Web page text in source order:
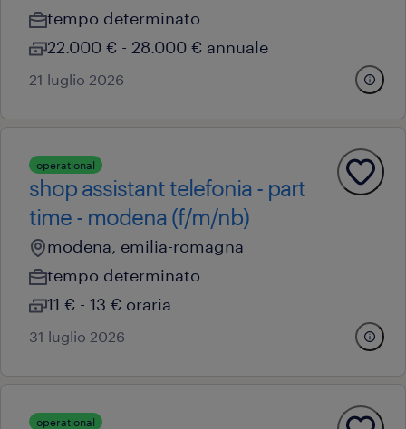
tempo determinato
22.000 € - 28.000 € annuale
21 luglio 2026
operational
shop assistant telefonia - part
time - modena (f/m/nb)
modena, emilia-romagna
tempo determinato
11 € - 13 € oraria
31 luglio 2026
operational